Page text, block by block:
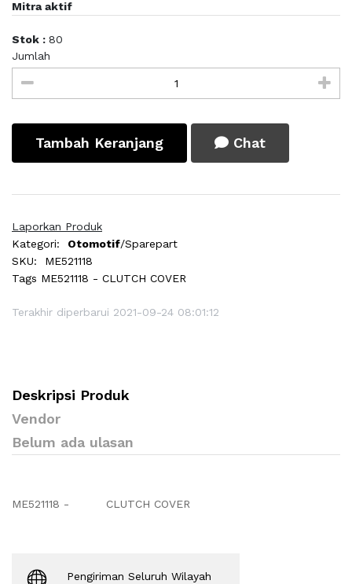
Mitra aktif
Stok : 80
Jumlah
Tambah Keranjang Chat
Laporkan Produk
Kategori:
Otomotif/Sparepart
SKU:
ME521118
Tags ME521118 - CLUTCH COVER
Terakhir diperbarui 2021-09-24 08:01:12
Deskripsi Produk
Vendor
Belum ada ulasan
ME521118 - CLUTCH COVER
Pengiriman Seluruh Wilayah